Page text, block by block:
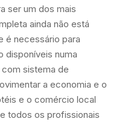
ser um dos mais
ainda não está
é necessário para
disponíveis numa
sistema de
a economia e o
e o comércio local
todos os profissionais